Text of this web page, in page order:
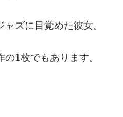
ズに目覚めた彼女。
1枚でもあります。